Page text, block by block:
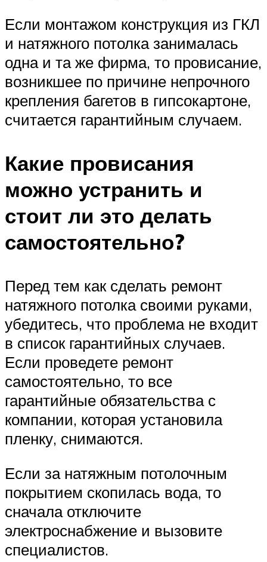
Если монтажом конструкция из ГКЛ
и натяжного потолка занималась
одна и та же фирма, то провисание,
возникшее по причине непрочного
крепления багетов в гипсокартоне,
считается гарантийным случаем.
Какие провисания
можно устранить и
стоит ли это делать
самостоятельно?
Перед тем как сделать ремонт
натяжного потолка своими руками,
убедитесь, что проблема не входит
в список гарантийных случаев.
Если проведете ремонт
самостоятельно, то все
гарантийные обязательства с
компании, которая установила
пленку, снимаются.
Если за натяжным потолочным
покрытием скопилась вода, то
сначала отключите
электроснабжение и вызовите
специалистов.